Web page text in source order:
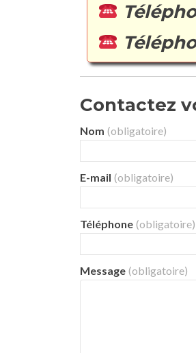
Contactez
Nom (obligatoire)
E-mail (obligatoire)
Téléphone (obligatoire)
Message (obligatoire)